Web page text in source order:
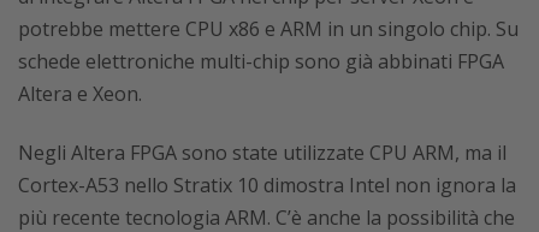
potrebbe mettere CPU x86 e ARM in un singolo chip. Su
schede elettroniche multi-chip sono già abbinati FPGA
Altera e Xeon.
Negli Altera FPGA sono state utilizzate CPU ARM, ma il
Cortex-A53 nello Stratix 10 dimostra Intel non ignora la
più recente tecnologia ARM. C’è anche la possibilità che